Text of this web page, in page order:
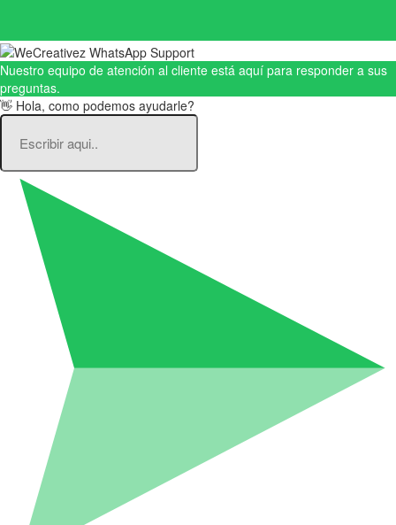
Nuestro equipo de atención al cliente está aquí para responder a sus
preguntas.
👋 Hola, como podemos ayudarle?